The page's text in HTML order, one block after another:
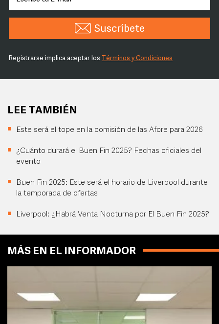
Suscríbete
Registrarse implica aceptar los Términos y Condiciones
LEE TAMBIÉN
Este será el tope en la comisión de las Afore para 2026
¿Cuánto durará el Buen Fin 2025? Fechas oficiales del
evento
Buen Fin 2025: Este será el horario de Liverpool durante
la temporada de ofertas
Liverpool: ¿Habrá Venta Nocturna por El Buen Fin 2025?
MÁS EN EL INFORMADOR